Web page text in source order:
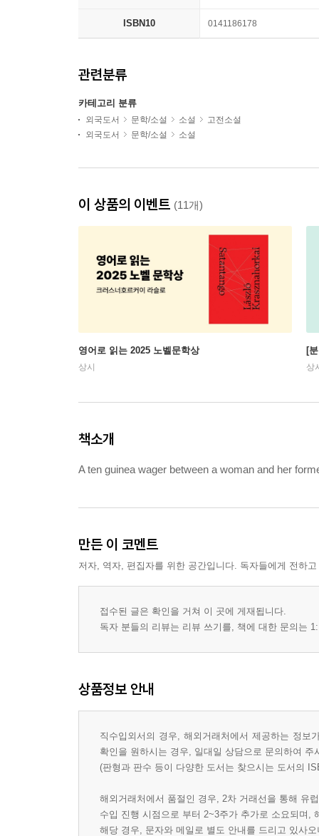
ISBN10 0141186178
관련분류
카테고리 분류
외국도서 문학/소설 소설
고전소설
외국도서
문학/소설 소설
이 상품의 이벤트 (11개)
영어로 읽는 2025 노벨문학상
상시
[
상
책소개
A ten guinea wager between a woman and her
만든 이 코멘트
저자, 역자, 편집자를 위한 공간입니다. 독자들에게 전하
접수된 글은 확인을 거쳐 이 곳에 게재됩니다.
독자 분들의 리뷰는 리뷰 쓰기를, 책에 대한 문의는
상품정보 안내
직수입외서의 경우, 해외거래처에서 제공하는 정
확인을 원하시는 경우, 일대일 상담으로 문의하여 주
(판형과 판수 등이 다양한 도서는 찾으시는 도서의
해외거래처에서 품절인 경우, 2차 거래선을 통해 유
수입 진행 시점으로 부터 2~3주가 추가로 소요되며,
해당 경우, 문자와 메일로 별도 안내를 드리고 있사